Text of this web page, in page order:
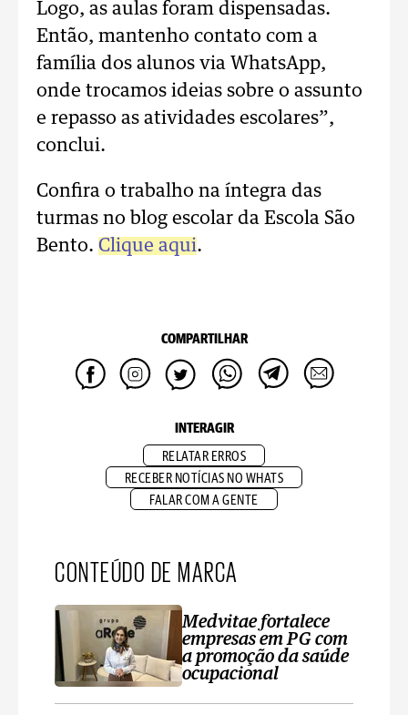
Logo, as aulas foram dispensadas.
Então, mantenho contato com a
família dos alunos via WhatsApp,
onde trocamos ideias sobre o assunto
e repasso as atividades escolares”,
conclui.
Confira o trabalho na íntegra das
turmas no blog escolar da Escola São
Bento. Clique aqui.
COMPARTILHAR
INTERAGIR
RELATAR ERROS
RECEBER NOTÍCIAS NO WHATS
FALAR COM A GENTE
CONTEÚDO DE MARCA
Medvitae fortalece
empresas em PG com
a promoção da saúde
ocupacional